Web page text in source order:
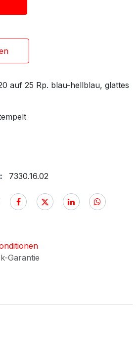
auf 25 Rp. blau-hellblau, glattes
7330.16.02
Garantie